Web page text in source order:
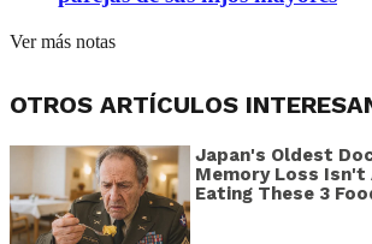
Ver más notas
OTROS ARTÍCULOS
Japan's Oldest
Memory Loss Isn't
Eating These 3